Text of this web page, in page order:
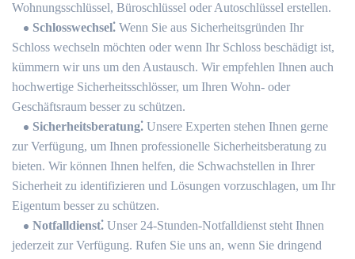
Wohnungsschlüssel, Büroschlüssel oder Autoschlüssel erstellen.​
Schlosswechsel⁚ Wenn Sie aus Sicherheitsgründen Ihr
Schloss wechseln möchten oder wenn Ihr Schloss beschädigt ist,
kümmern wir uns um den Austausch.​ Wir empfehlen Ihnen auch
hochwertige Sicherheitsschlösser, um Ihren Wohn- oder
Geschäftsraum besser zu schützen.​
Sicherheitsberatung⁚ Unsere Experten stehen Ihnen gerne
zur Verfügung, um Ihnen professionelle Sicherheitsberatung zu
bieten.​ Wir können Ihnen helfen, die Schwachstellen in Ihrer
Sicherheit zu identifizieren und Lösungen vorzuschlagen, um Ihr
Eigentum besser zu schützen.​
Notfalldienst⁚ Unser 24-Stunden-Notfalldienst steht Ihnen
jederzeit zur Verfügung.​ Rufen Sie uns an, wenn Sie dringend